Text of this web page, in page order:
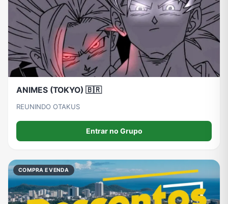
ANIMES (TOKYO) 🇧🇷
REUNINDO OTAKUS
Entrar no Grupo
COMPRA E VENDA